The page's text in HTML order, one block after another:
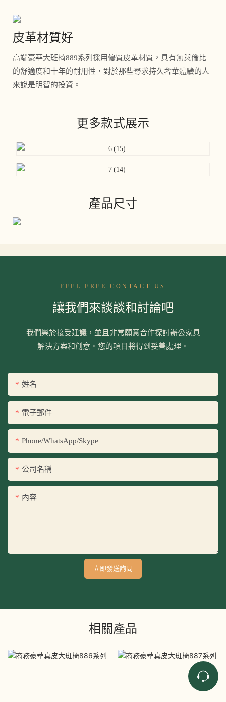
皮革材質好
高端豪華大班椅889系列採用優質皮革材質，具有無與倫比
的舒適度和十年的耐用性，對於那些尋求持久奢華體驗的人
來說是明智的投資。
更多款式展示
產品尺寸
FEEL FREE CONTACT US
讓我們來談談和討論吧
我們樂於接受建議，並且非常願意合作探討辦公家具
解決方案和創意。您的項目將得到妥善處理。
姓名
電子郵件
Phone/WhatsApp/Skype
公司名稱
內容
立即發送詢問
相關產品